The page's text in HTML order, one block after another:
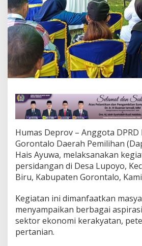
a
p
a
k
u
e
M
n
g
e
u
k
a
d
a
l
m
R
e
s
Humas Deprov – Anggota DPRD
Gorontalo Daerah Pemilihan
Hais Ayuwa, melaksanakan
persidangan di Desa Lupoyo,
Biru, Kabupaten Gorontalo,
Kegiatan ini dimanfaatkan
menyampaikan berbagai
sektor ekonomi kerakyatan,
pertanian.